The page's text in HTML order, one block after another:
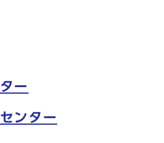
ー
ンター